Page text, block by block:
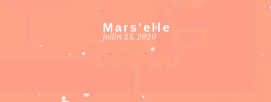
Mars'elle
juillet 23, 2020